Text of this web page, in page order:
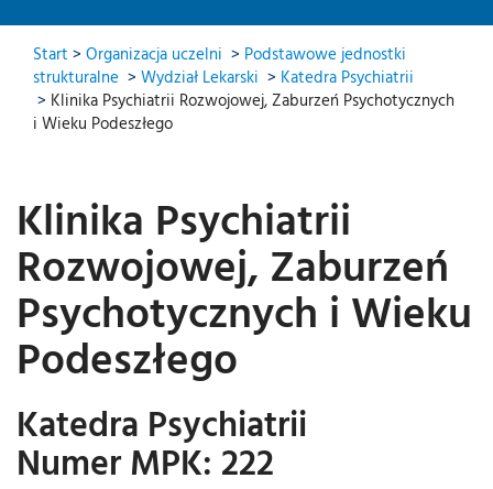
Start > Organizacja uczelni > Podstawowe jednostki
strukturalne > Wydział Lekarski > Katedra Psychiatrii
> Klinika Psychiatrii Rozwojowej, Zaburzeń Psychotycznych
i Wieku Podeszłego
Klinika Psychiatrii
Rozwojowej, Zaburzeń
Psychotycznych i Wieku
Podeszłego
Katedra Psychiatrii
Numer MPK: 222